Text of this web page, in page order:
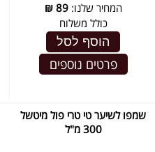
המחיר שלנו:89
₪
כולל משלוח
הוסף לסל
פרטים נוספים
שמפו לשיער טי טרי פול מיטשל
300 מ"ל